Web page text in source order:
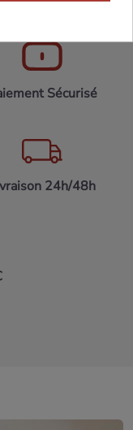
Sécurisé
24h/48h